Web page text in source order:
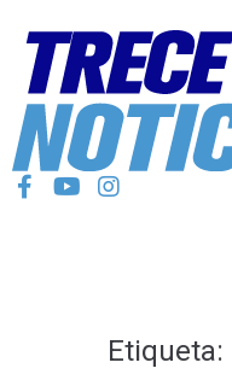
Etiqueta: